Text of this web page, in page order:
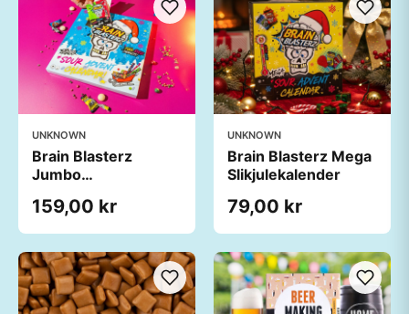
UNKNOWN
Brain Blasterz
Jumbo
159,00 kr
UNKNOWN
Brain Blasterz Mega
Slikjulekalender
79,00 kr